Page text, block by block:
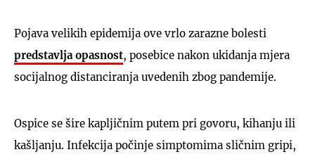
Pojava velikih epidemija ove vrlo zarazne bolesti
predstavlja opasnost, posebice nakon ukidanja mjera
socijalnog distanciranja uvedenih zbog pandemije.
Ospice se šire kapljičnim putem pri govoru, kihanju ili
kašljanju. Infekcija počinje simptomima sličnim gripi,